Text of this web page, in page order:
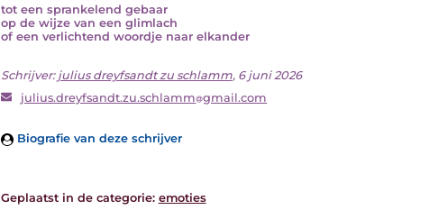
tot een sprankelend gebaar
op de wijze van een glimlach
of een verlichtend woordje naar elkander
Schrijver: julius dreyfsandt zu schlamm, 6 juni 2026
julius.dreyfsandt.zu.schlamm gmail.com
Biografie van deze schrijver
Geplaatst in de categorie: emoties